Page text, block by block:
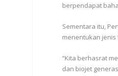
berpendapat
Sementara itu,
menentukan
“Kita berhasrat
dan biojet